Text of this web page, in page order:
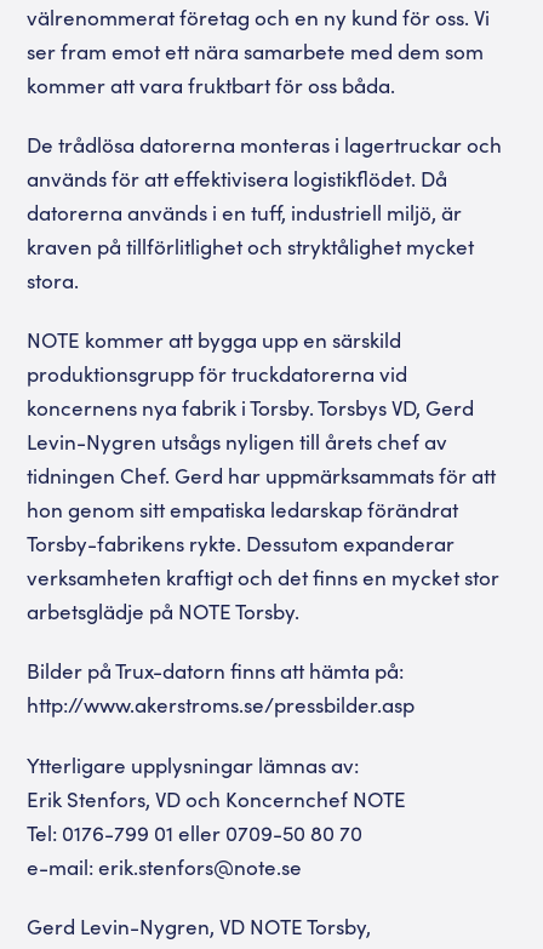
välrenommerat företag och en ny kund för oss. Vi
ser fram emot ett nära samarbete med dem som
kommer att vara fruktbart för oss båda.
De trådlösa datorerna monteras i lagertruckar och
används för att effektivisera logistikflödet. Då
datorerna används i en tuff, industriell miljö, är
kraven på tillförlitlighet och stryktålighet mycket
stora.
NOTE kommer att bygga upp en särskild
produktionsgrupp för truckdatorerna vid
koncernens nya fabrik i Torsby. Torsbys VD, Gerd
Levin-Nygren utsågs nyligen till årets chef av
tidningen Chef. Gerd har uppmärksammats för att
hon genom sitt empatiska ledarskap förändrat
Torsby-fabrikens rykte. Dessutom expanderar
verksamheten kraftigt och det finns en mycket stor
arbetsglädje på NOTE Torsby.
Bilder på Trux-datorn finns att hämta på:
http://www.akerstroms.se/pressbilder.asp
Ytterligare upplysningar lämnas av:
Erik Stenfors, VD och Koncernchef NOTE
Tel: 0176-799 01 eller 0709-50 80 70
e-mail: erik.stenfors@note.se
Gerd Levin-Nygren, VD NOTE Torsby,